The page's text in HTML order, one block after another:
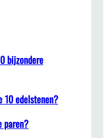
bijzondere
10 edelstenen?
paren?